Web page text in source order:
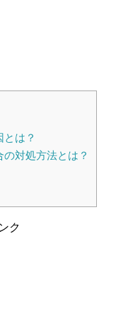
は？
対処方法とは？
ク